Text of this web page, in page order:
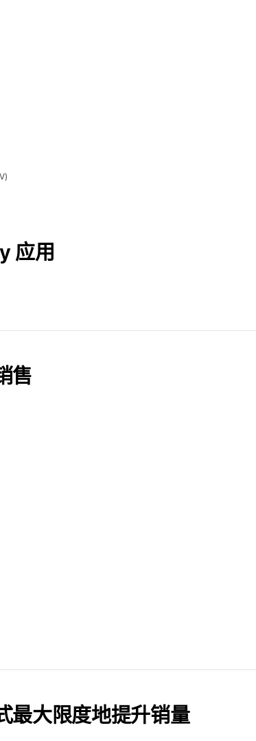
应用
售
最大限度地提升销量